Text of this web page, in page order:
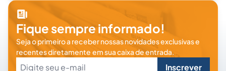
Fique sempre informado!
Seja o primeiro a receber nossas novidades exclusivas e
recentes diretamente em sua caixa de entrada.
Inscrever